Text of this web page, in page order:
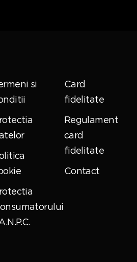
si
Card
fidelitate
Regulament
card
fidelitate
Contact